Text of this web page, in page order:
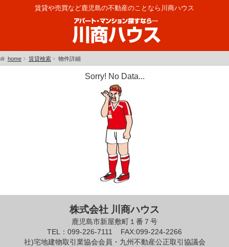
賃貸や売買など鹿児島の不動産のことなら川商ハウス
home 賃貸検索 物件詳細
Sorry! No Data...
株式会社 川商ハウス
鹿児島市新屋敷町１番７号
TEL：099-226-7111
FAX:099-224-2266
社)宅地建物取引業協会会員・九州不動産公正取引協議会